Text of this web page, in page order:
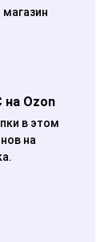
на Ozon
в этом
на